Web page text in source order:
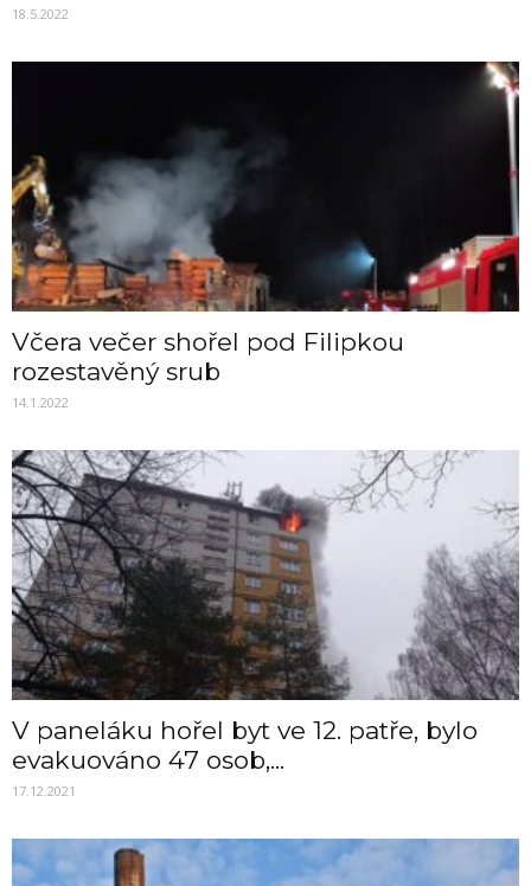
18.5.2022
Včera večer shořel pod Filipkou
rozestavěný srub
14.1.2022
V paneláku hořel byt ve 12. patře, bylo
evakuováno 47 osob,...
17.12.2021